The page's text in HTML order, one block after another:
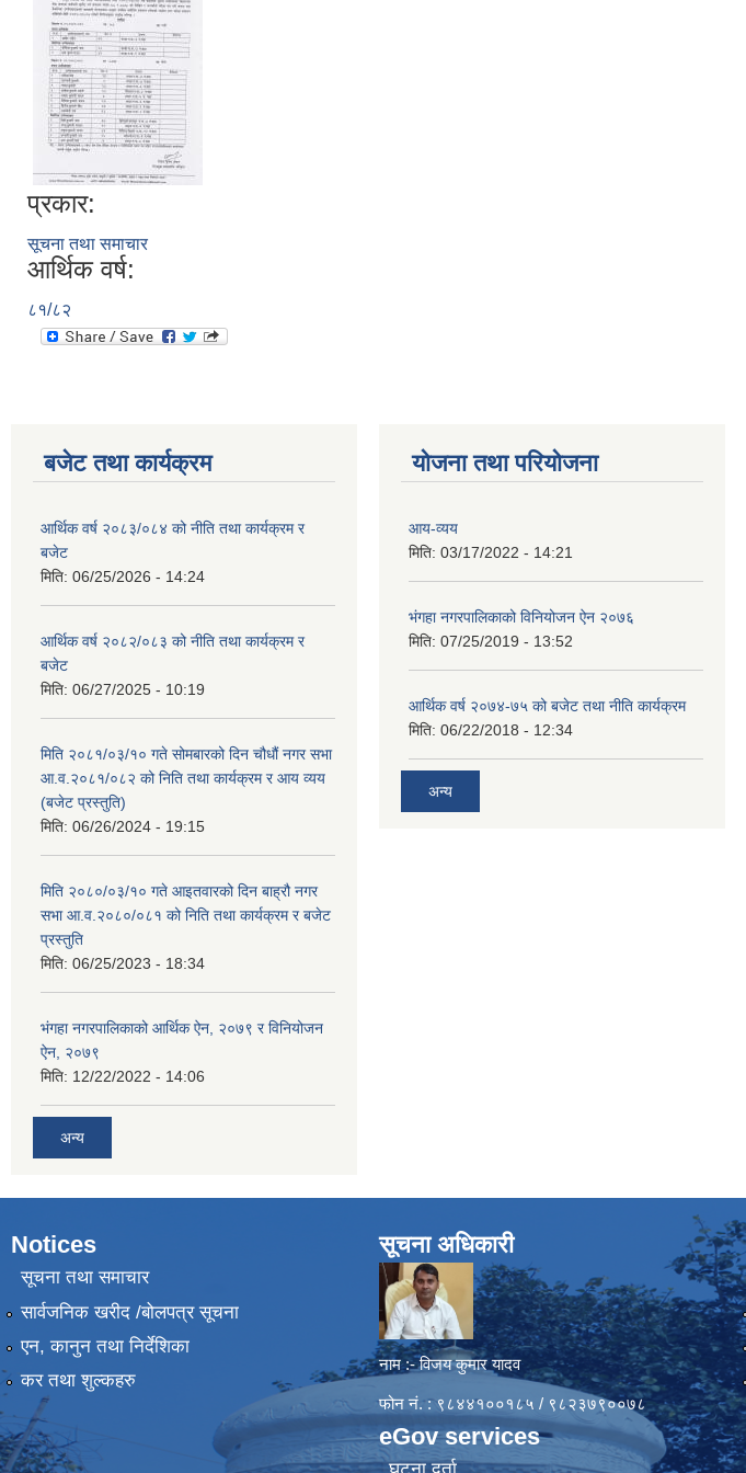
प्रकार:
सूचना तथा समाचार
आर्थिक वर्ष:
८१/८२
बजेट तथा कार्यक्रम
आर्थिक वर्ष २०८३/०८४ को नीति तथा कार्यक्रम र
बजेट
मिति: 06/25/2026 - 14:24
आर्थिक वर्ष २०८२/०८३ को नीति तथा कार्यक्रम र
बजेट
मिति: 06/27/2025 - 10:19
मिति २०८१/०३/१० गते सोमबारको दिन चौधौं नगर सभा
आ.व.२०८१/०८२ को निति तथा कार्यक्रम र आय व्यय
(बजेट प्रस्तुति)
मिति: 06/26/2024 - 19:15
मिति २०८०/०३/१० गते आइतवारको दिन बाह्रौ नगर
सभा आ.व.२०८०/०८१ को निति तथा कार्यक्रम र बजेट
प्रस्तुति
मिति: 06/25/2023 - 18:34
भंगहा नगरपालिकाको आर्थिक ऐन, २०७९ र विनियोजन
ऐन, २०७९
मिति: 12/22/2022 - 14:06
अन्य
योजना तथा परियोजना
आय-व्यय
मिति: 03/17/2022 - 14:21
भंगहा नगरपालिकाको विनियोजन ऐन २०७६
मिति: 07/25/2019 - 13:52
आर्थिक वर्ष २०७४-७५ को बजेट तथा नीति कार्यक्रम
मिति: 06/22/2018 - 12:34
अन्य
Notices
सूचना तथा समाचार
सार्वजनिक खरीद /बोलपत्र सूचना
एन, कानुन तथा निर्देशिका
कर तथा शुल्कहरु
सूचना अधिकारी
नाम :- विजय कुमार यादव
फोन नं. : ९८४४१००१८५ / ९८२३७९००७८
eGov services